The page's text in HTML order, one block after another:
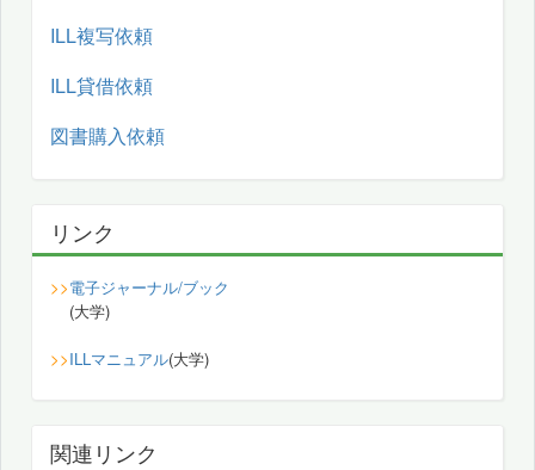
ILL複写依頼
ILL貸借依頼
図書購入依頼
リンク
>>電子ジャーナル/ブック
(大学)
>>ILLマニュアル(大学)
関連リンク